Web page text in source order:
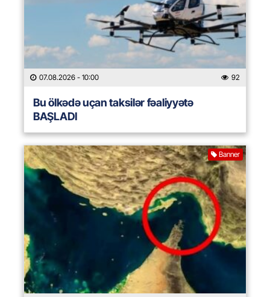
07.08.2026 - 10:00 92
Bu ölkədə uçan taksilər fəaliyyətə
BAŞLADI
Banner